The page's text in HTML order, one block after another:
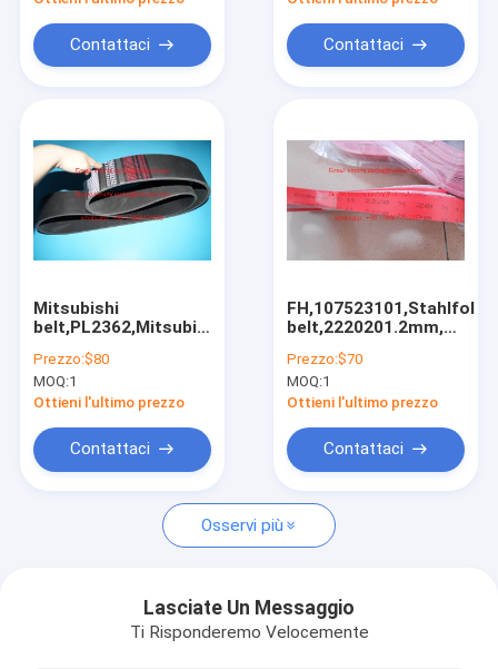
Products
About Us
Request A Quote
Parti per macchine SM52 SM74 SM102 CD102
Ricambi per macchine da stampa Komori
Ricambi per macchine Mitsubishi Diamond 3000, 3F
Contattaci Contattaci
Mitsubishi
belt,PL2362,Mitsubishi
Prezzo:$80
MOQ:1
Ottieni l'ultimo prezzo
Contattaci
belt,2220201.2mm,Stahl
suction tape,High
quality
Prezzo:$70
MOQ:1
Ottieni l'ultimo prezzo
Contattaci
Osservi più
Lasciate Un Messaggio
Ti Risponderemo Velocemente